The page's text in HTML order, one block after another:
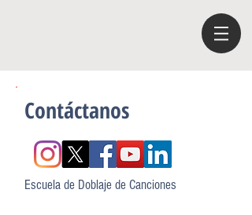
Contáctanos
Escuela de Doblaje de Canciones